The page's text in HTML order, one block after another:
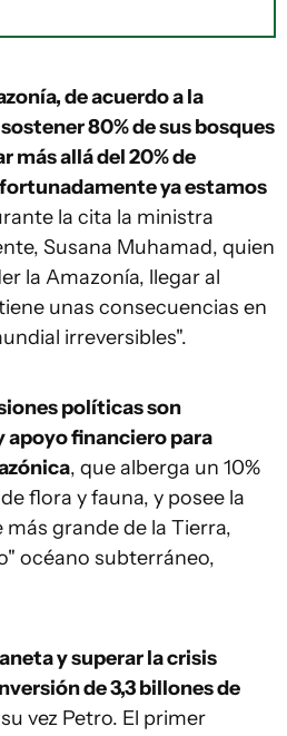
de acuerdo a la
80% de sus bosques
más allá del 20% de
ya estamos
la cita la ministra
Susana Muhamad, quien
la Amazonía, llegar al
unas consecuencias en
irreversibles".
políticas son
apoyo financiero para
, que alberga un 10%
flora y fauna, y posee la
grande de la Tierra,
océano subterráneo,
y superar la crisis
de 3,3 billones de
vez Petro. El primer